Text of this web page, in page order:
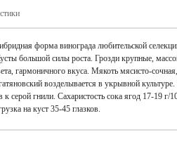
форма винограда любительской
большой силы роста. Грозди крупные,
гармоничного вкуса. Мякоть мясисто-
возделывается в укрывной
к серой гнили. Сахаристость сока ягод 17-19
на куст 35-45 глазков.